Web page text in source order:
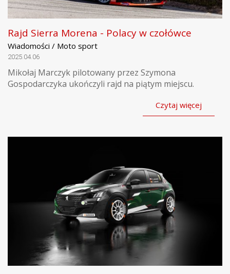
Rajd Sierra Morena - Polacy w czołówce
Wiadomości / Moto sport
2025.04.06
Mikołaj Marczyk pilotowany przez Szymona
Gospodarczyka ukończyli rajd na piątym miejscu.
Czytaj więcej